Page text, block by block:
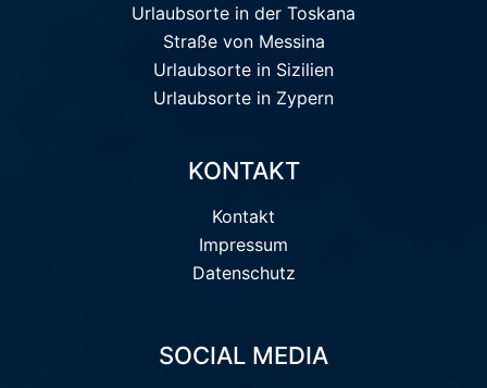
Urlaubsorte in der Toskana
Straße von Messina
Urlaubsorte in Sizilien
Urlaubsorte in Zypern
KONTAKT
Kontakt
Impressum
Datenschutz
SOCIAL MEDIA